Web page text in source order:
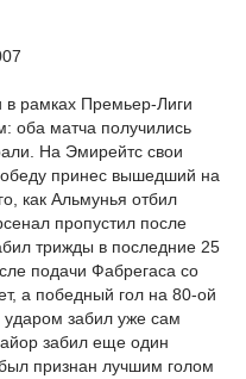
в рамках Премьер-Лиги
оба матча получились
На Эмирейтс свои
принес вышедший на
как Альмунья отбил
пропустил после
трижды в последние 25
подачи Фабрегаса со
а победный гол на 80-ой
забил уже сам
забил еще один
признан лучшим голом